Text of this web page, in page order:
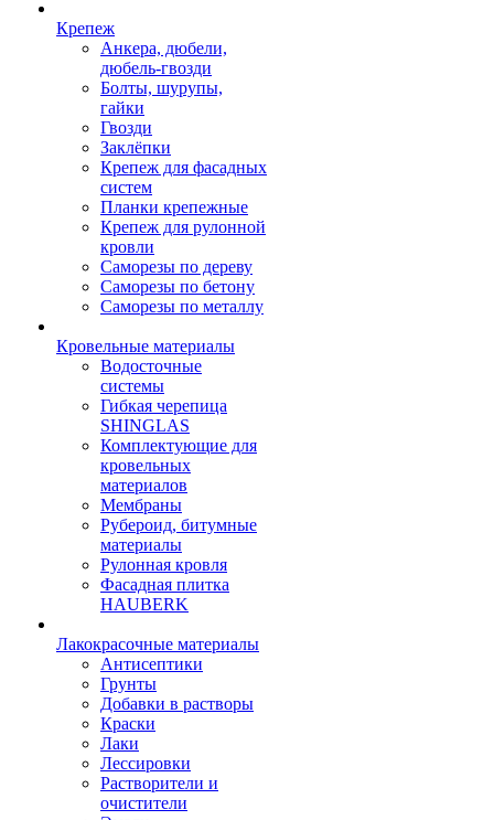
Крепеж
Анкера, дюбели,
дюбель-гвозди
Болты, шурупы,
гайки
Гвозди
Заклёпки
Крепеж для фасадных
систем
Планки крепежные
Крепеж для рулонной
кровли
Саморезы по дереву
Саморезы по бетону
Саморезы по металлу
Кровельные материалы
Водосточные
системы
Гибкая черепица
SHINGLAS
Комплектующие для
кровельных
материалов
Мембраны
Рубероид, битумные
материалы
Рулонная кровля
Фасадная плитка
HAUBERK
Лакокрасочные материалы
Антисептики
Грунты
Добавки в растворы
Краски
Лаки
Лессировки
Растворители и
очистители